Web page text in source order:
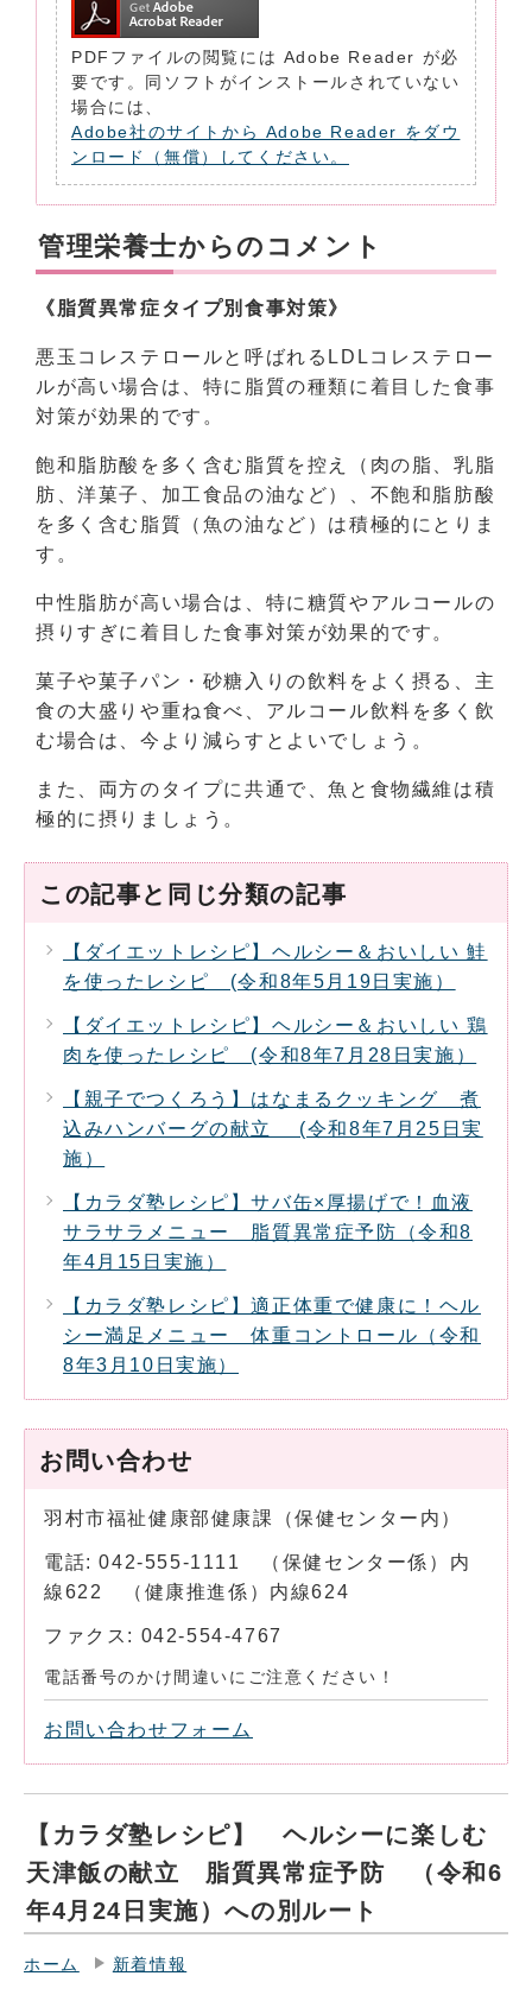
PDFファイルの閲覧には Adobe Reader が必
要です。同ソフトがインストールされていない
場合には、
Adobe社のサイトから Adobe Reader をダウ
ンロード（無償）してください。
管理栄養士からのコメント
《脂質異常症タイプ別食事対策》
悪玉コレステロールと呼ばれるLDLコレステロー
ルが高い場合は、特に脂質の種類に着目した食事
対策が効果的です。
飽和脂肪酸を多く含む脂質を控え（肉の脂、乳脂
肪、洋菓子、加工食品の油など）、不飽和脂肪酸
を多く含む脂質（魚の油など）は積極的にとりま
す。
中性脂肪が高い場合は、特に糖質やアルコールの
摂りすぎに着目した食事対策が効果的です。
菓子や菓子パン・砂糖入りの飲料をよく摂る、主
食の大盛りや重ね食べ、アルコール飲料を多く飲
む場合は、今より減らすとよいでしょう。
また、両方のタイプに共通で、魚と食物繊維は積
極的に摂りましょう。
この記事と同じ分類の記事
【ダイエットレシピ】ヘルシー＆おいしい 鮭
を使ったレシピ (令和8年5月19日実施）
【ダイエットレシピ】ヘルシー＆おいしい 鶏
肉を使ったレシピ (令和8年7月28日実施）
【親子でつくろう】はなまるクッキング 煮
込みハンバーグの献立 (令和8年7月25日実
施）
【カラダ塾レシピ】サバ缶×厚揚げで！血液
サラサラメニュー 脂質異常症予防（令和8
年4月15日実施）
【カラダ塾レシピ】適正体重で健康に！ヘル
シー満足メニュー 体重コントロール（令和
8年3月10日実施）
お問い合わせ
羽村市福祉健康部健康課（保健センター内）
電話: 042-555-1111 （保健センター係）内
線622 （健康推進係）内線624
ファクス: 042-554-4767
電話番号のかけ間違いにご注意ください！
お問い合わせフォーム
【カラダ塾レシピ】 ヘルシーに楽しむ
天津飯の献立 脂質異常症予防 （令和6
年4月24日実施）への別ルート
ホーム 新着情報